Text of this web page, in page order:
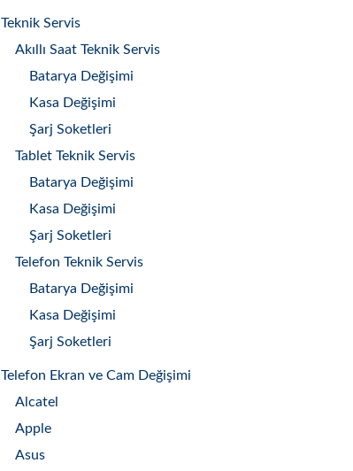
Teknik Servis
Akıllı Saat Teknik Servis
Batarya Değişimi
Kasa Değişimi
Şarj Soketleri
Tablet Teknik Servis
Batarya Değişimi
Kasa Değişimi
Şarj Soketleri
Telefon Teknik Servis
Batarya Değişimi
Kasa Değişimi
Şarj Soketleri
Telefon Ekran ve Cam Değişimi
Alcatel
Apple
Asus